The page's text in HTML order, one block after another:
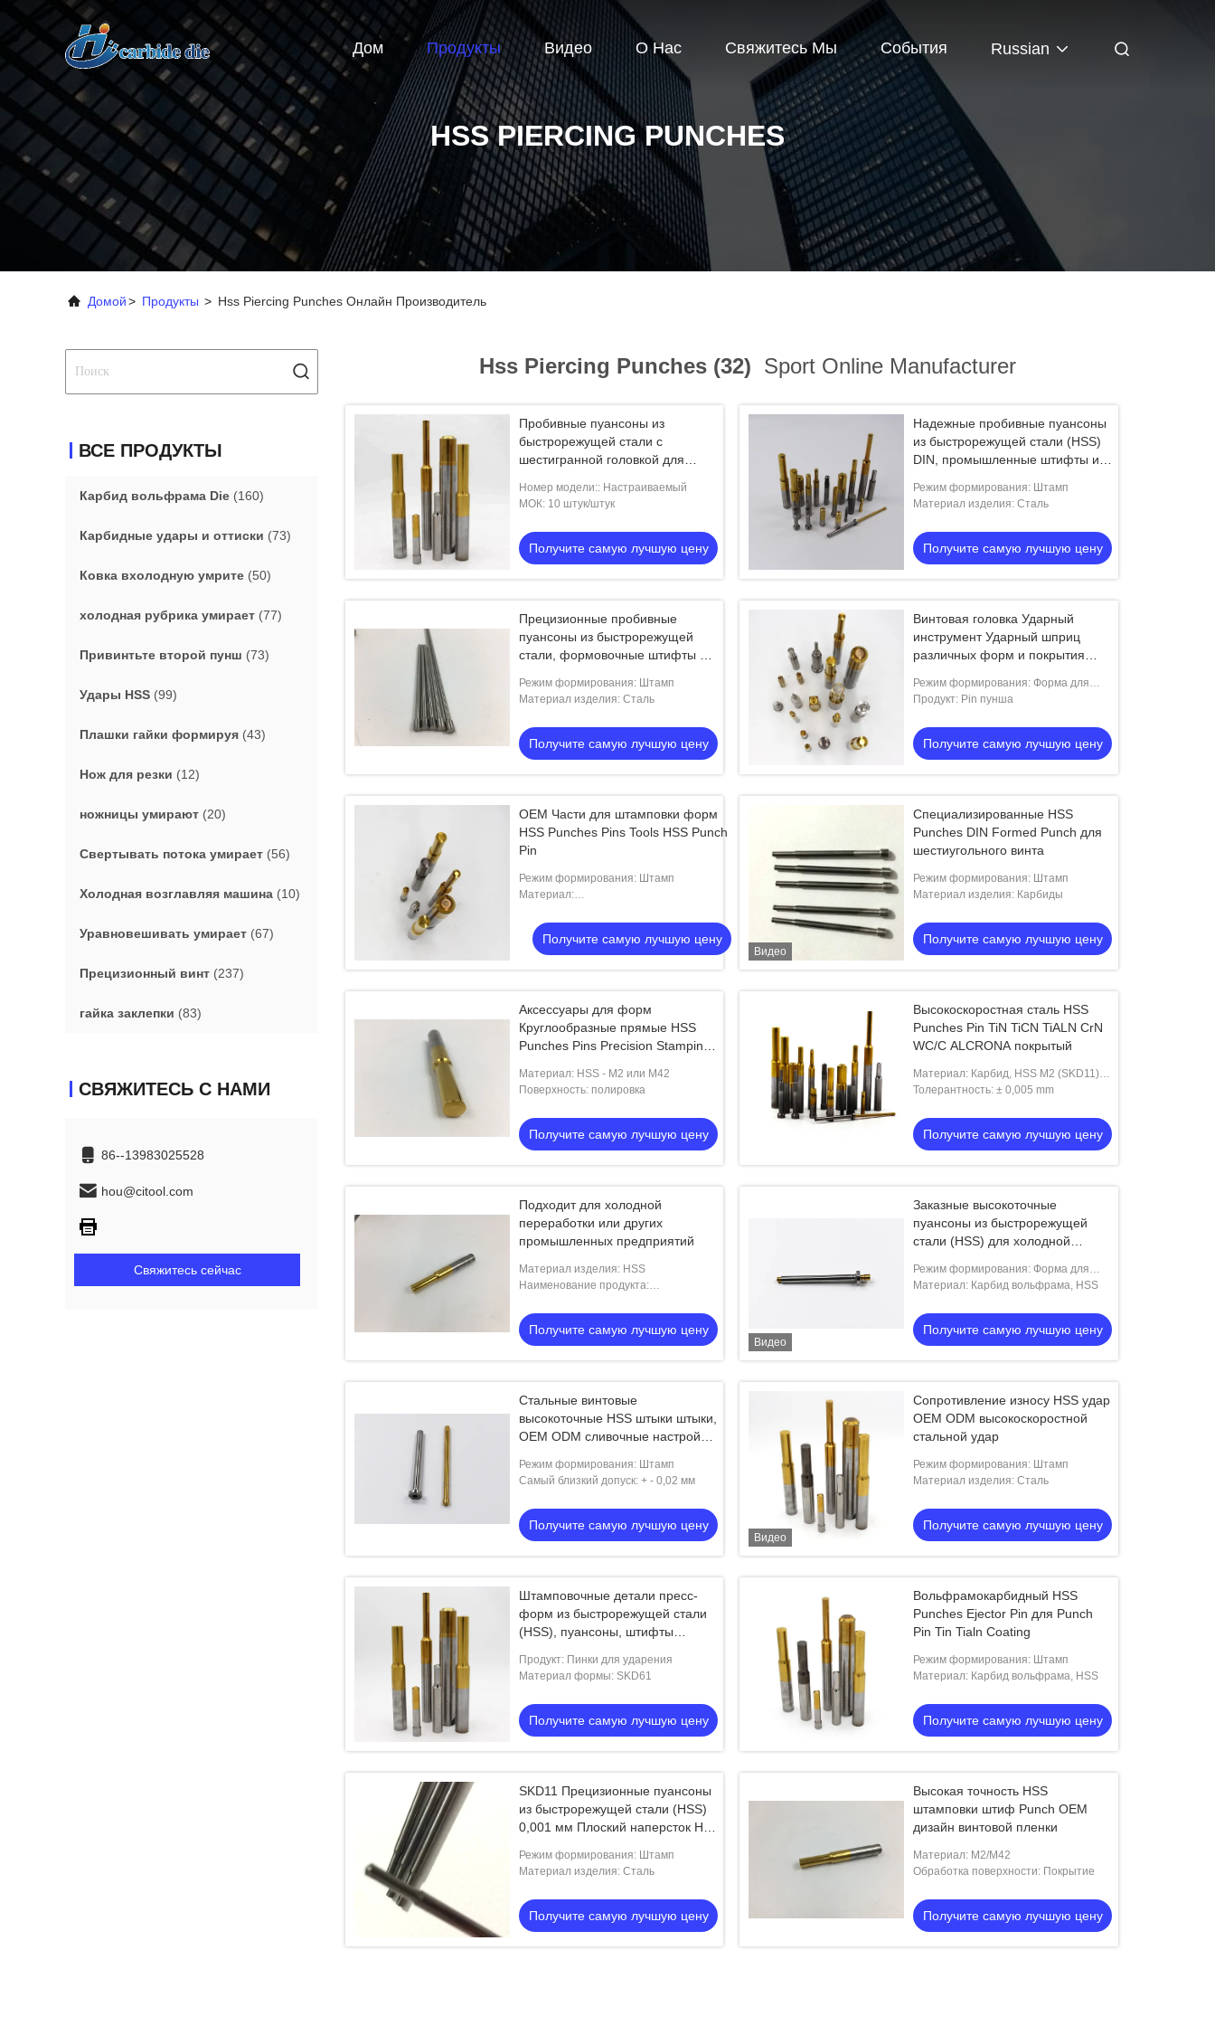
Дом Продукты Видео О Нас Свяжитесь Мы События Russian
HSS PIERCING PUNCHES
Домой> Продукты > Hss Piercing Punches Онлайн Производитель
ВСЕ ПРОДУКТЫ
Карбид вольфрама Die (160)
Карбидные удары и оттиски (73)
Ковка вхолодную умрите (50)
холодная рубрика умирает (77)
Привинтьте второй пунш (73)
Удары HSS (99)
Плашки гайки формируя (43)
Нож для резки (12)
ножницы умирают (20)
Свертывать потока умирает (56)
Холодная возглавляя машина (10)
Уравновешивать умирает (67)
Прецизионный винт (237)
гайка заклепки (83)
СВЯЖИТЕСЬ С НАМИ
86--13983025528
hou@citool.com
Свяжитесь сейчас
Hss Piercing Punches (32) Sport Online Manufacturer
Пробивные пуансоны из
быстрорежущей стали с
шестигранной головкой для
штифты и пуансоны
Номер модели:: Настраиваемый
МОК: 10 штук/штук
Получите самую лучшую цену
Надежные пробивные пуансоны
из быстрорежущей стали (HSS)
DIN, промышленные штифты и
головкой
Режим формирования: Штамп
Материал изделия: Сталь
Получите самую лучшую цену
Прецизионные пробивные
пуансоны из быстрорежущей
стали, формовочные штифты с
Режим формирования: Штамп
Материал изделия: Сталь
Получите самую лучшую цену
Винтовая головка Ударный
инструмент Ударный шприц
различных форм и покрытия
Режим формирования: Форма для
ковки
Продукт: Pin пунша
Получите самую лучшую цену
OEM Части для штамповки форм
HSS Punches Pins Tools HSS Punch
Pin
Режим формирования: Штамп
Материал:
Получите самую лучшую цену
Видео
Специализированные HSS
Punches DIN Formed Punch для
шестиугольного винта
Режим формирования: Штамп
Материал изделия: Карбиды
Получите самую лучшую цену
Аксессуары для форм
Круглообразные прямые HSS
Punches Pins Precision Stamping
Материал: HSS - M2 или M42
Поверхность: полировка
Получите самую лучшую цену
Высокоскоростная сталь HSS
Punches Pin TiN TiCN TiALN CrN
WC/C ALCRONA покрытый
Материал: Карбид, HSS M2 (SKD11),
M35 (SKD51), M42 (SKD61)
Толерантность: ± 0,005 mm
Получите самую лучшую цену
Подходит для холодной
переработки или других
промышленных предприятий
Материал изделия: HSS
Наименование продукта:
для холодной переработки или других
перерабатывающих отраслей
Получите самую лучшую цену
Видео
Заказные высокоточные
пуансоны из быстрорежущей
стали (HSS) для холодной
Режим формирования: Форма для
ковки
Материал: Карбид вольфрама, HSS
Получите самую лучшую цену
Стальные винтовые
высокоточные HSS штыки штыки,
OEM ODM сливочные настройки
Режим формирования: Штамп
Самый близкий допуск: + - 0,02 мм
Получите самую лучшую цену
Видео
Сопротивление износу HSS удар
OEM ODM высокоскоростной
стальной удар
Режим формирования: Штамп
Материал изделия: Сталь
Получите самую лучшую цену
Штамповочные детали пресс-
форм из быстрорежущей стали
(HSS), пуансоны, штифты
Продукт: Пинки для ударения
Материал формы: SKD61
Получите самую лучшую цену
Вольфрамокарбидный HSS
Punches Ejector Pin для Punch
Pin Tin Tialn Coating
Режим формирования: Штамп
Материал: Карбид вольфрама, HSS
Получите самую лучшую цену
SKD11 Прецизионные пуансоны
из быстрорежущей стали (HSS)
0,001 мм Плоский наперсток H9
Режим формирования: Штамп
Материал изделия: Сталь
Получите самую лучшую цену
Высокая точность HSS
штамповки штиф Punch OEM
дизайн винтовой пленки
Материал: M2/M42
Обработка поверхности: Покрытие
Получите самую лучшую цену